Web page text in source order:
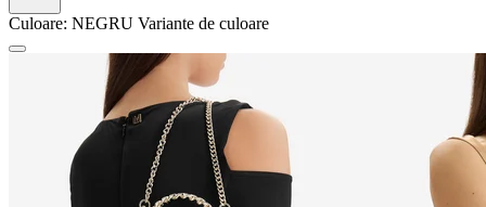
Culoare: NEGRU Variante de culoare